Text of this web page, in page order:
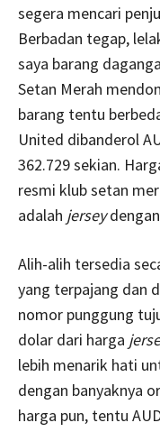
segera mencari
Berbadan tegap,
saya barang
Setan Merah
barang tentu
United dibanderol
362.729 sekian.
resmi klub setan
adalah jersey
Alih-alih tersedia
yang terpajang dan
nomor punggung
dolar dari harga
lebih menarik hati
dengan banyaknya
harga pun, tentu